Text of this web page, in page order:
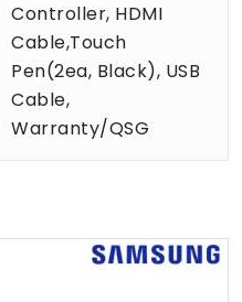
Controller, HDMI
Cable,Touch
Pen(2ea, Black), USB
Cable,
Warranty/QSG